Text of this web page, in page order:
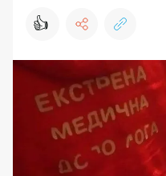
👍